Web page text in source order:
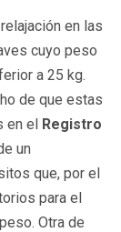
en las
cuyo peso
a 25 kg.
de que estas
en el Registro
un
que, por el
para el
Otra de